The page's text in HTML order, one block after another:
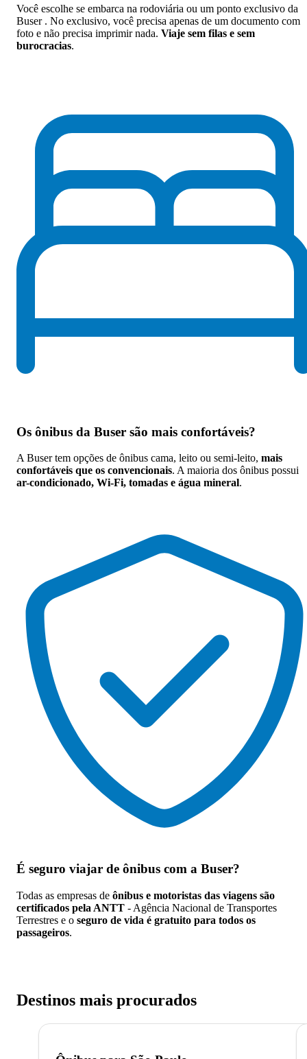
Você escolhe se embarca na rodoviária ou um ponto exclusivo da
Buser . No exclusivo, você precisa apenas de um documento com
foto e não precisa imprimir nada. Viaje sem filas e sem
burocracias.
Os ônibus da Buser são mais confortáveis?
A Buser tem opções de ônibus cama, leito ou semi-leito, mais
confortáveis que os convencionais. A maioria dos ônibus possui
ar-condicionado, Wi-Fi, tomadas e água mineral.
É seguro viajar de ônibus com a Buser?
Todas as empresas de ônibus e motoristas das viagens são
certificados pela ANTT - Agência Nacional de Transportes
Terrestres e o seguro de vida é gratuito para todos os
passageiros.
Destinos mais procurados